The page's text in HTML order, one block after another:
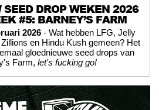
SEED DROP WEKEN 2026
#5: BARNEY’S FARM
2026 - Wat hebben LFG, Jelly
en Hindu Kush gemeen? Het
gloednieuwe seed drops van
Farm, let's fucking go!